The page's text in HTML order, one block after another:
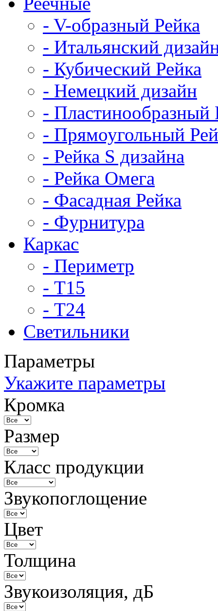
- V-образный Рейка
- Итальянский
- Кубический Рейка
- Немецкий дизайн
- Пластинообразный
- Прямоугольный
- Рейка S дизайна
- Рейка Омега
- Фасадная Рейка
- Фурнитура
Каркас
- Периметр
- Т15
- Т24
Светильники
Параметры
Укажите параметры
Кромка
Размер
Класс продукции
Звукопоглощение
Цвет
Толщина
Звукоизоляция, дБ